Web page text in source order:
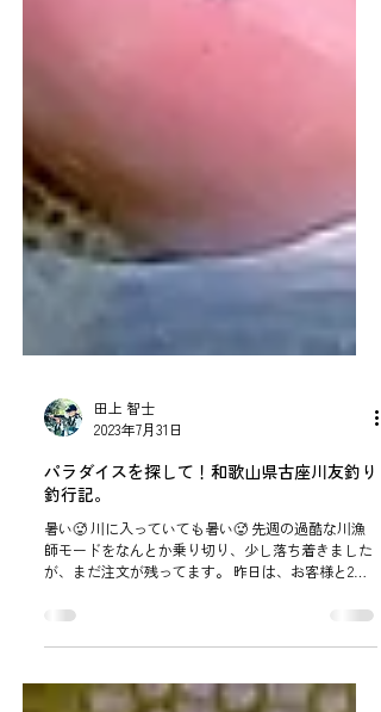
田上 智士
2023年7月31日
パラダイスを探して！和歌山県古座川友釣り
釣行記。
暑い🥵 川に入っていても暑い🥵 先週の過酷な川漁
が、まだ注文が残ってます。 昨日は、お客様と2人
で1時間ほど竿を出しましたが、私が2匹、お客様が1